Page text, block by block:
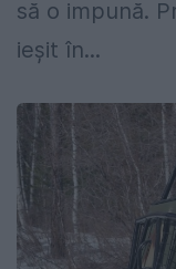
să o impună.
ieșit în...